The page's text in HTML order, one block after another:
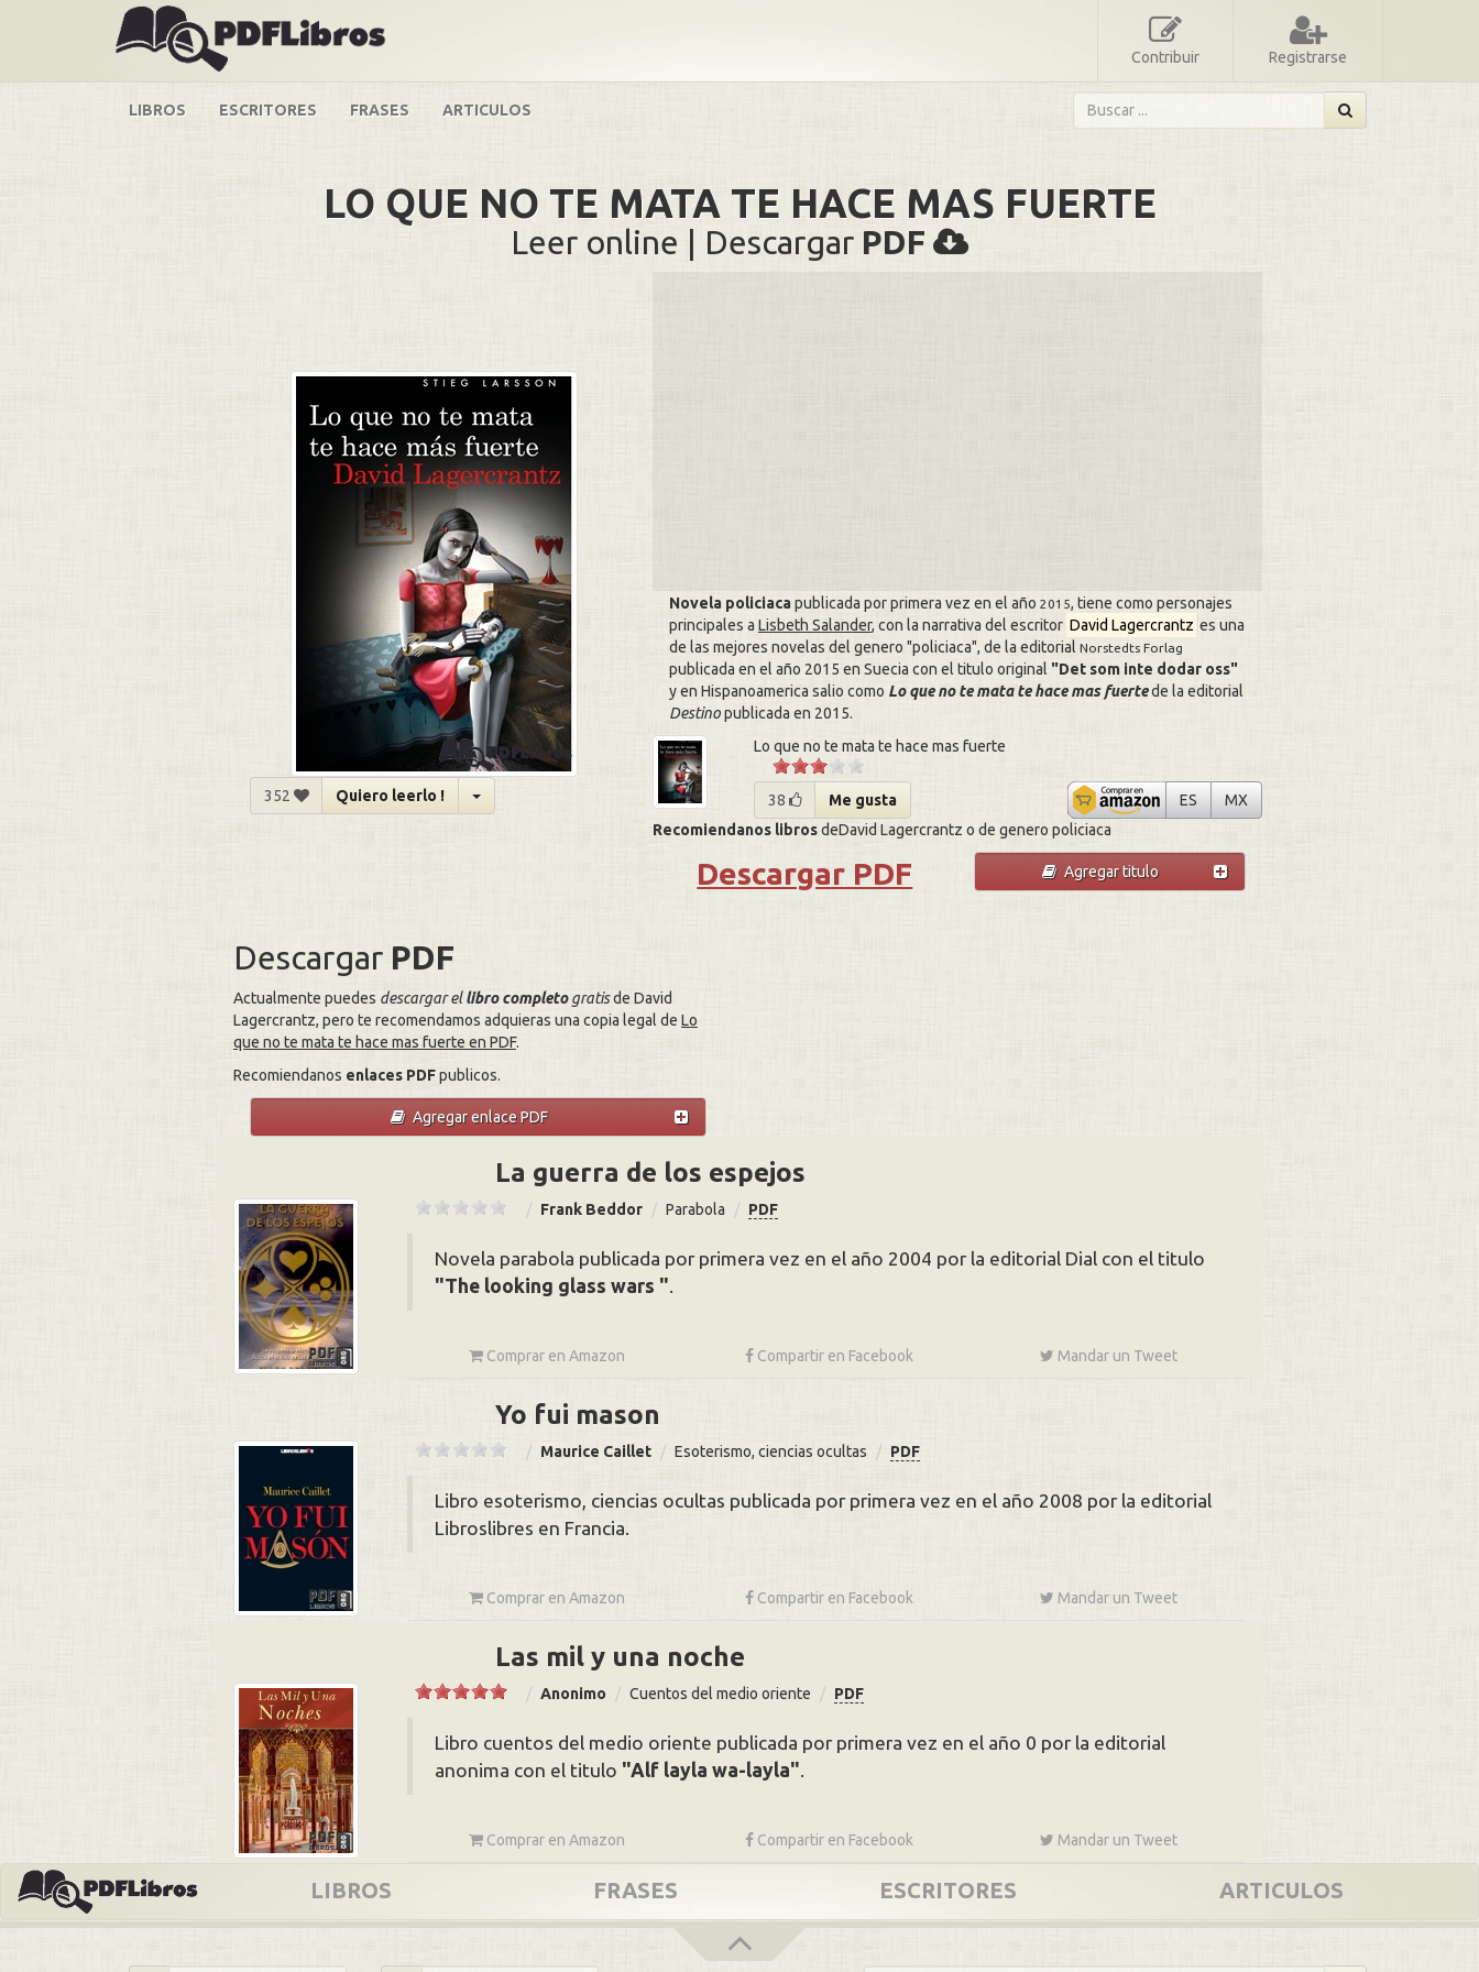
Contribuir Registrarse
LIBROS ESCRITORES FRASES ARTICULOS
LO QUE NO TE MATA TE HACE MAS FUERTE
Leer online | Descargar PDF
352 Quiero leerlo !
Novela policiacapublicada por primera vez en el año 2015, tiene como personajes
principales a Lisbeth Salander, con la narrativa del escritor David Lagercrantz es una
de las mejores novelas del genero policiaca , de la editorial Norstedts Forlag
publicada en el año 2015 en Suecia con el titulo original
Det som inte dodar oss
y en Hispanoamerica salio como Lo que no te mata te hace mas fuertede la editorial
Destinopublicada en 2015.
Lo que no te mata te hace mas fuerte
38 Me gusta ESLo que no te mata te hace mas fuerte
MXLo que no te mata te hace mas
Recomiendanos librosdeDavid Lagercrantz o de genero policiaca
Agregar titulo
Descargar PDF
Descargar PDF
Actualmente puedes descargar ellibro completogratisde David
Lagercrantz, pero te recomendamos adquieras una copia legal de Lo
que no te mata te hace mas fuerte en PDF.
Recomiendanos enlaces PDFpublicos.
Agregar enlace PDF
La guerra de los espejos
Frank Beddor Parabola PDF
Novela parabola publicada por primera vez en el año 2004 por la editorial Dial con el titulo
The looking glass wars
.
Comprar en Amazon Compartir en Facebook Mandar un Tweet
Yo fui mason
Maurice Caillet Esoterismo, ciencias ocultas PDF
Libro esoterismo, ciencias ocultas publicada por primera vez en el año 2008 por la editorial
Libroslibres en Francia.
Comprar en Amazon Compartir en Facebook Mandar un Tweet
Las mil y una noche
Anonimo Cuentos del medio oriente PDF
Libro cuentos del medio oriente publicada por primera vez en el año 0 por la editorial
anonima con el titulo
Alf layla wa-layla .
Comprar en Amazon Compartir en Facebook Mandar un Tweet
LIBROS FRASES ESCRITORES ARTICULOS